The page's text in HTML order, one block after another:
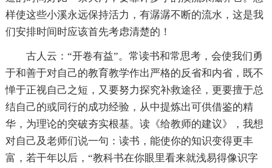
样使这些小溪永远保持活力，有潺潺不断的流水，这是我
们安排时间时应该首先考虑清楚的！
古人云：“开卷有益”。常读书和常思考，会使我们勇
于和善于对自己的教育教学作出严格的反省和内省，既不
惮于正视自己之短，又要努力探究补救途径，更要擅于总
结自己的或同行的成功经验，从中提炼出可供借鉴的精
华，为理论的突破夯实根基。读《给教师的建议》，我想
对自己及老师们说一句：读书，能使你的知识变得更丰
富，若干年以后，“教科书在你眼里看来就浅易得像识字